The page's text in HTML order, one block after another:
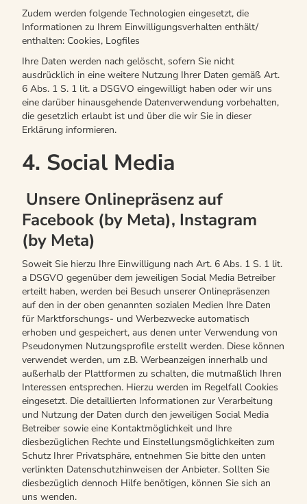
Zudem werden folgende Technologien eingesetzt, die
Informationen zu Ihrem Einwilligungsverhalten enthält/
enthalten: Cookies, Logfiles
Ihre Daten werden nach gelöscht, sofern Sie nicht
ausdrücklich in eine weitere Nutzung Ihrer Daten gemäß Art.
6 Abs. 1 S. 1 lit. a DSGVO eingewilligt haben oder wir uns
eine darüber hinausgehende Datenverwendung vorbehalten,
die gesetzlich erlaubt ist und über die wir Sie in dieser
Erklärung informieren.
4. Social Media
Unsere Onlinepräsenz auf
Facebook (by Meta), Instagram
(by Meta)
Soweit Sie hierzu Ihre Einwilligung nach Art. 6 Abs. 1 S. 1 lit.
a DSGVO gegenüber dem jeweiligen Social Media Betreiber
erteilt haben, werden bei Besuch unserer Onlinepräsenzen
auf den in der oben genannten sozialen Medien Ihre Daten
für Marktforschungs- und Werbezwecke automatisch
erhoben und gespeichert, aus denen unter Verwendung von
Pseudonymen Nutzungsprofile erstellt werden. Diese können
verwendet werden, um z.B. Werbeanzeigen innerhalb und
außerhalb der Plattformen zu schalten, die mutmaßlich Ihren
Interessen entsprechen. Hierzu werden im Regelfall Cookies
eingesetzt. Die detaillierten Informationen zur Verarbeitung
und Nutzung der Daten durch den jeweiligen Social Media
Betreiber sowie eine Kontaktmöglichkeit und Ihre
diesbezüglichen Rechte und Einstellungsmöglichkeiten zum
Schutz Ihrer Privatsphäre, entnehmen Sie bitte den unten
verlinkten Datenschutzhinweisen der Anbieter. Sollten Sie
diesbezüglich dennoch Hilfe benötigen, können Sie sich an
uns wenden.